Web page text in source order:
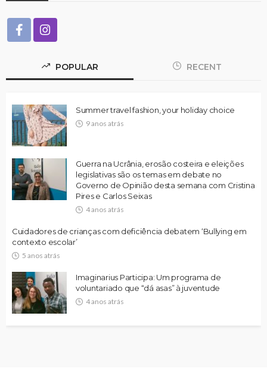
POPULAR RECENT
Summer travel fashion, your holiday choice
9 anos atrás
Guerra na Ucrânia, erosão costeira e eleições
legislativas são os temas em debate no
Governo de Opinião desta semana com Cristina
Pires e Carlos Seixas
4 anos atrás
Cuidadores de crianças com deficiência debatem ‘Bullying em
contexto escolar’
5 anos atrás
Imaginarius Participa: Um programa de
voluntariado que “dá asas” à juventude
4 anos atrás